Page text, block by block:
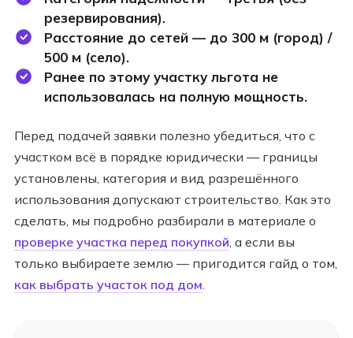
резервирования).
Расстояние до сетей — до 300 м (город) /
500 м (село).
Ранее по этому участку льгота не
использовалась на полную мощность.
Перед подачей заявки полезно убедиться, что с
участком всё в порядке юридически — границы
установлены, категория и вид разрешённого
использования допускают строительство. Как это
сделать, мы подробно разбирали в материале о
проверке участка перед покупкой , а если вы
только выбираете землю — пригодится гайд о том,
как выбрать участок под дом